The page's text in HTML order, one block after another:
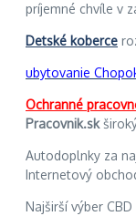
príjemné chvíle v
Detské koberce
ubytovanie
Ochranné
Pracovnik.sk
Autodoplnky za
Internetový
Najširší výber